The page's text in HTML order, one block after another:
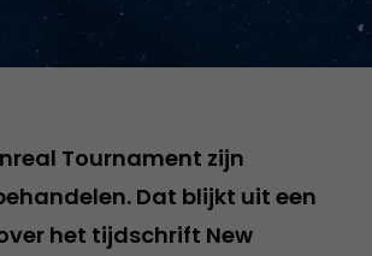
Tournament zijn
Dat blijkt uit een
het tijdschrift New